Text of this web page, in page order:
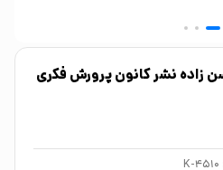
زاده نشر کانون پرورش فکری
K-4510